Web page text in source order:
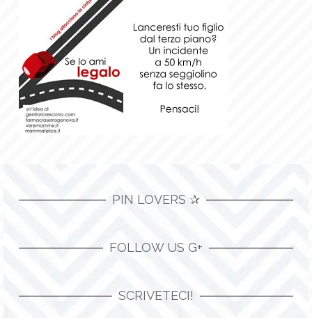
PIN LOVERS ✰
FOLLOW US G+
SCRIVETECI!